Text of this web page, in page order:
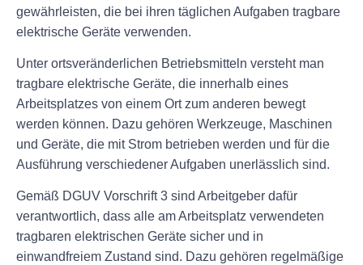
gewährleisten, die bei ihren täglichen Aufgaben tragbare
elektrische Geräte verwenden.
Unter ortsveränderlichen Betriebsmitteln versteht man
tragbare elektrische Geräte, die innerhalb eines
Arbeitsplatzes von einem Ort zum anderen bewegt
werden können. Dazu gehören Werkzeuge, Maschinen
und Geräte, die mit Strom betrieben werden und für die
Ausführung verschiedener Aufgaben unerlässlich sind.
Gemäß DGUV Vorschrift 3 sind Arbeitgeber dafür
verantwortlich, dass alle am Arbeitsplatz verwendeten
tragbaren elektrischen Geräte sicher und in
einwandfreiem Zustand sind. Dazu gehören regelmäßige